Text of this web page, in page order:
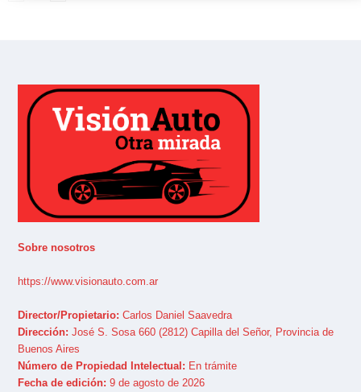
Sobre nosotros
https://www.visionauto.com.ar
Director/Propietario: Carlos Daniel Saavedra
Dirección: José S. Sosa 660 (2812) Capilla del Señor, Provincia de
Buenos Aires
Número de Propiedad Intelectual: En trámite
Fecha de edición: 9 de agosto de 2026